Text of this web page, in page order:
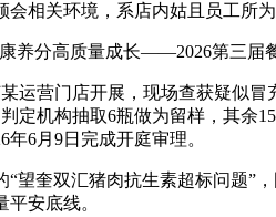
关环境，系店内姑且员工所
分高质量成长——2026第三届
营门店开展，现场查获疑似冒
定机构抽取6瓶做为留样，其
6月9日完成开庭审理。
奎双汇猪肉抗生素超标问题”
安底线。